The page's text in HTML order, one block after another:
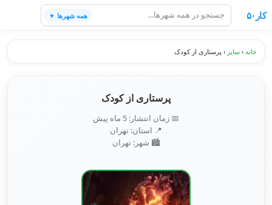
کار۵۰ همه شهرها ▼
خانه › سایر › پرستاری از کودک
پرستاری از کودک
📅 زمان انتشار: 5 ماه پیش
📍 استان: تهران
🏙️ شهر: تهران